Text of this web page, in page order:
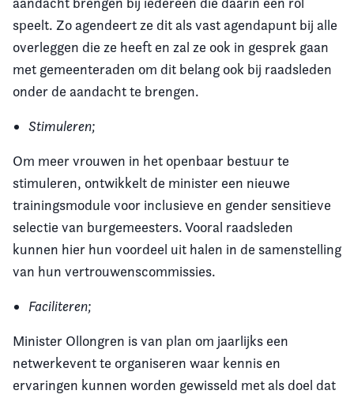
speelt. Zo agendeert ze dit als vast agendapunt bij alle
overleggen die ze heeft en zal ze ook in gesprek gaan
met gemeenteraden om dit belang ook bij raadsleden
onder de aandacht te brengen.
Stimuleren;
Om meer vrouwen in het openbaar bestuur te
stimuleren, ontwikkelt de minister een nieuwe
trainingsmodule voor inclusieve en gender sensitieve
selectie van burgemeesters. Vooral raadsleden
kunnen hier hun voordeel uit halen in de samenstelling
van hun vertrouwenscommissies.
Faciliteren;
Minister Ollongren is van plan om jaarlijks een
netwerkevent te organiseren waar kennis en
ervaringen kunnen worden gewisseld met als doel dat